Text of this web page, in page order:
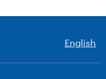
English